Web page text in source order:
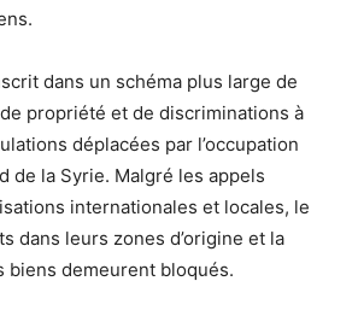
dans un schéma plus large de
propriété et de discriminations à
déplacées par l’occupation
de la Syrie. Malgré les appels
internationales et locales, le
dans leurs zones d’origine et la
biens demeurent bloqués.